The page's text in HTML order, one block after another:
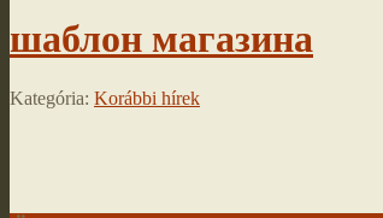
шаблон магазина
Kategória: Korábbi hírek